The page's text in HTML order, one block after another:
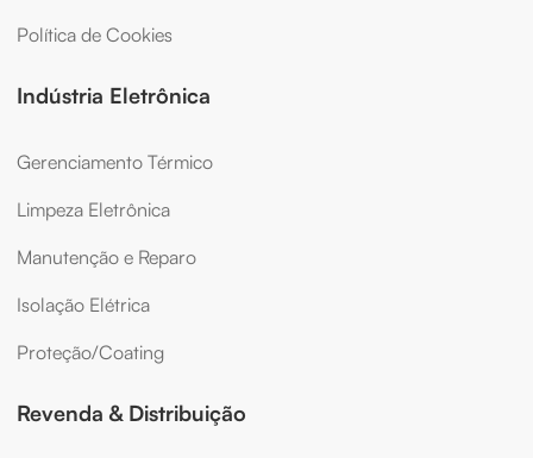
Política de Cookies
Indústria Eletrônica
Gerenciamento Térmico
Limpeza Eletrônica
Manutenção e Reparo
Isolação Elétrica
Proteção/Coating
Revenda & Distribuição